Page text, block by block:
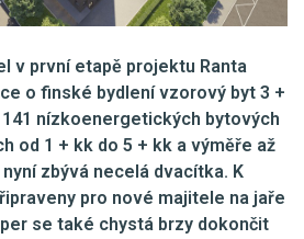
v první etapě projektu Ranta
o finské bydlení vzorový byt 3 +
nízkoenergetických bytových
od 1 + kk do 5 + kk a výměře až
nyní zbývá necelá dvacítka. K
pro nové majitele na jaře
se také chystá brzy dokončit